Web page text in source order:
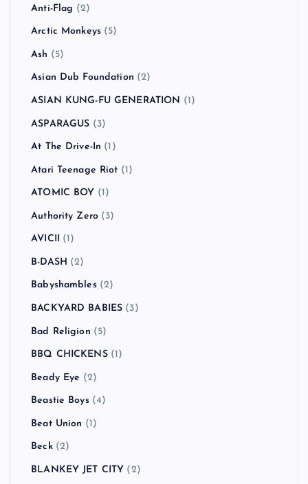
Anti-Flag (2)
Arctic Monkeys (5)
Ash (5)
Asian Dub Foundation (2)
ASIAN KUNG-FU GENERATION (1)
ASPARAGUS (3)
At The Drive-In (1)
Atari Teenage Riot (1)
ATOMIC BOY (1)
Authority Zero (3)
AVICII (1)
B-DASH (2)
Babyshambles(2)
BACKYARD BABIES (3)
Bad Religion (5)
BBQ CHICKENS(1)
Beady Eye (2)
Beastie Boys(4)
Beat Union (1)
Beck(2)
BLANKEY JET CITY (2)